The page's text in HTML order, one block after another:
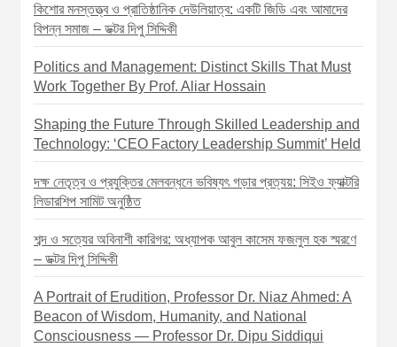
কিশোর মনস্তত্ত্ব ও প্রাতিষ্ঠানিক দেউলিয়াত্ব: একটি জিডি এবং আমাদের
বিপন্ন সমাজ – ডক্টর দিপু সিদ্দিকী
Politics and Management: Distinct Skills That Must
Work Together By Prof. Aliar Hossain
Shaping the Future Through Skilled Leadership and
Technology: ‘CEO Factory Leadership Summit’ Held
দক্ষ নেতৃত্ব ও প্রযুক্তির মেলবন্ধনে ভবিষ্যৎ গড়ার প্রত্যয়: সিইও ফ্যাক্টরি
লিডারশিপ সামিট অনুষ্ঠিত
শব্দ ও সত্যের অবিনাশী কারিগর: অধ্যাপক আবুল কাসেম ফজলুল হক স্মরণে
– ডক্টর দিপু সিদ্দিকী
A Portrait of Erudition, Professor Dr. Niaz Ahmed: A
Beacon of Wisdom, Humanity, and National
Consciousness — Professor Dr. Dipu Siddiqui